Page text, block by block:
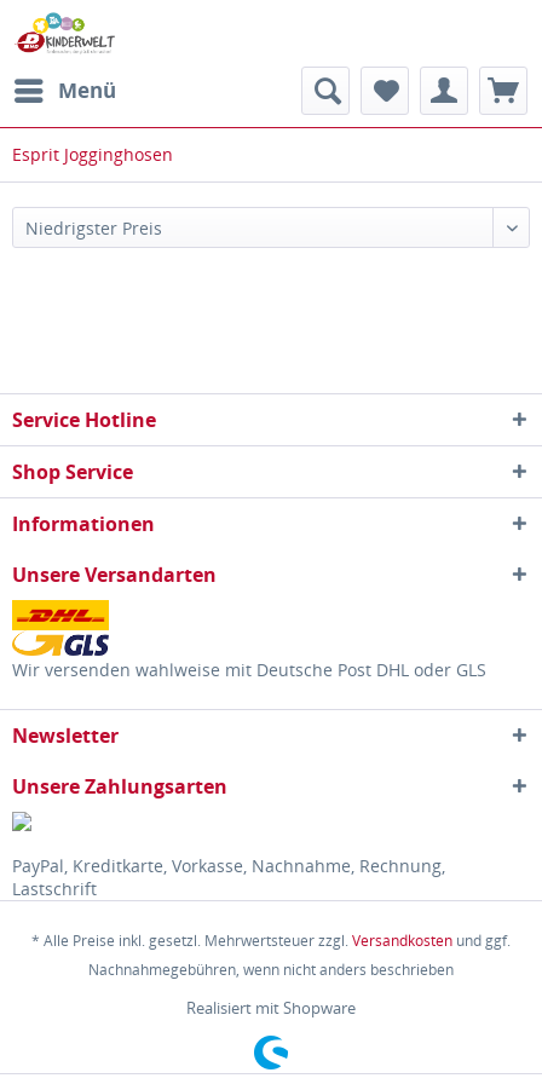
Menü
Esprit Jogginghosen
Service Hotline
Shop Service
Informationen
Unsere Versandarten
Wir versenden wahlweise mit Deutsche Post DHL oder GLS
Newsletter
Unsere Zahlungsarten
PayPal, Kreditkarte, Vorkasse, Nachnahme, Rechnung,
Lastschrift
* Alle Preise inkl. gesetzl. Mehrwertsteuer zzgl.Versandkosten und ggf.
Nachnahmegebühren, wenn nicht anders beschrieben
Realisiert mit Shopware